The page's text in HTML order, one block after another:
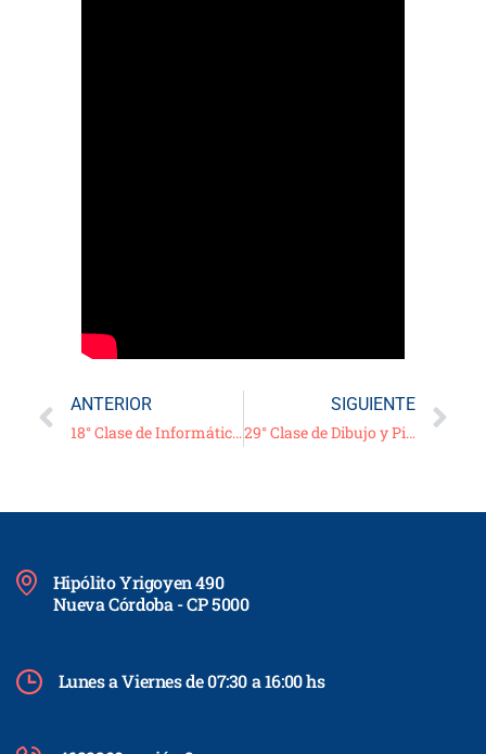
ANTERIOR
18° Clase de Informática – Video/Tutorial: «Optimización de la Computadora» – 11/11/20
SIGUIENTE
29° Clase de Dibujo y Pintura – 11/11/20
Hipólito Yrigoyen 490
Nueva Córdoba - CP 5000
Lunes a Viernes de 07:30 a 16:00 hs